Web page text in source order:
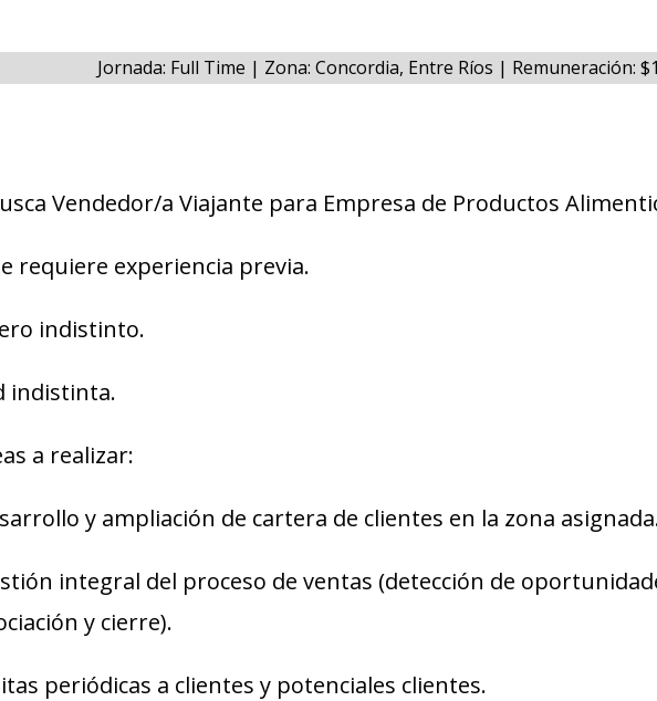
Jornada: Full Time | Zona: Concordia, Entre Ríos | Remuneración:
Vendedor/a Viajante para Empresa de Productos
requiere experiencia previa.
indistinto.
indistinta.
a realizar:
y ampliación de cartera de clientes en la zona
integral del proceso de ventas (detección de
y cierre).
periódicas a clientes y potenciales clientes.